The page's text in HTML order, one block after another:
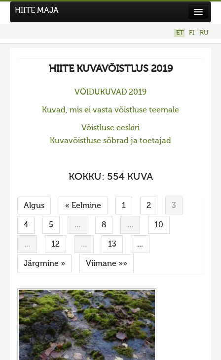
Kuvavõistlused
VANEMAD KUVAVÕISTLUSED
Hiite kuvavõistlus 2025
Hiite kuvavõistlus 2025 lisa
Liikuvad kuvad 2025
Hiite kuvavõistlus 2024 lisa
Hiite kuvavõistlus 2023
Hiite kuvavõistlus 2023 lisa
Liikuvad kuvad 2023
Hiite kuvavõistlus 2022
HIITE MAJA
ET FI RU
HIITE KUVAVÕISTLUS 2019
VÕIDUKUVAD 2019
Kuvad, mis ei vasta võistluse teemale
Võistluse eeskiri
Kuvavõistluse sõbrad ja toetajad
KOKKU: 554 KUVA
Algus « Eelmine 1 2 3
4 5 … 8 … 10
… 12 … 13 ...
Järgmine » Viimane »»